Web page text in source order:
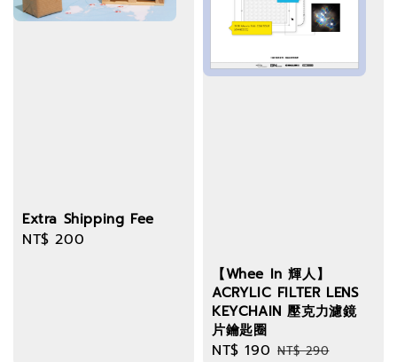
Extra Shipping Fee
Regular
NT$ 200
【Whee In 輝人】
ACRYLIC FILTER LENS
KEYCHAIN 壓克力濾鏡
片鑰匙圈
Sale
NT$ 190 Regular
NT$ 290